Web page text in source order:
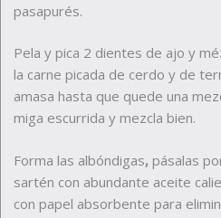
pasapurés.
Pela y pica 2 dientes de ajo y
la carne picada de cerdo y de
amasa hasta que quede una
miga escurrida y mezcla bien.
Forma las albóndigas, pásalas
sartén con abundante aceite
con papel absorbente para